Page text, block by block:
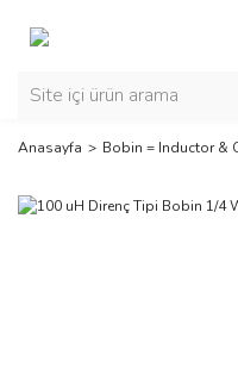
Anasayfa Bobin = Inductor &